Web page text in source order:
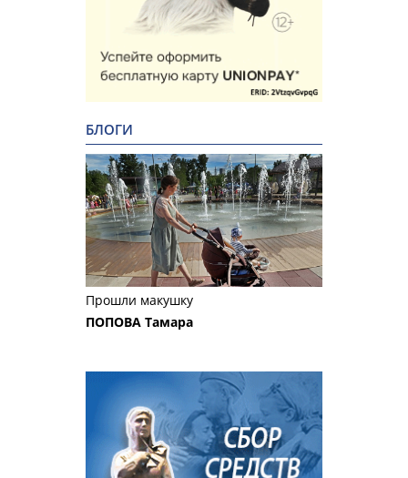
БЛОГИ
Прошли макушку
ПОПОВА Тамара